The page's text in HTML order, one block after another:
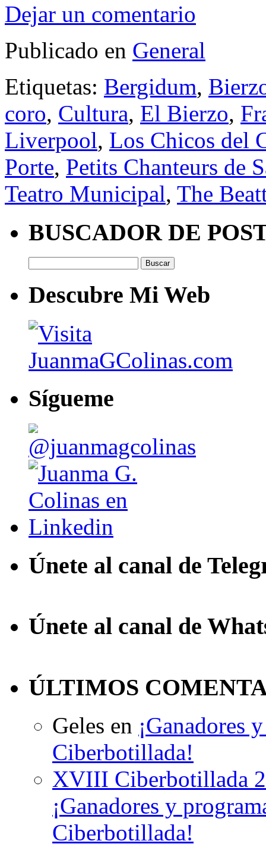
Dejar un comentario
Publicado en General
Etiquetas: Bergidum,
coro, Cultura, El Bierzo,
Liverpool, Los Chicos del
Porte, Petits Chanteurs de
Teatro Municipal, The
BUSCADOR DE
Descubre Mi Web
Sígueme
Únete al canal de
Únete al canal de
ÚLTIMOS
Geles en ¡Ganadores
Ciberbotillada!
XVIII Ciberbotillada
¡Ganadores y
Ciberbotillada!